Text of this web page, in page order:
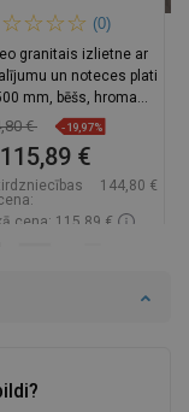
(0)
granitais izlietne ar
un noteces plati
mm, bēšs, hroma
- 6501901010-69
€ -19,97%
115,89 €
144,80 €
cena: 115,89 €